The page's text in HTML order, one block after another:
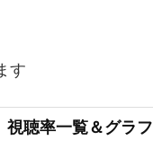
す
視聴率一覧＆グラフ